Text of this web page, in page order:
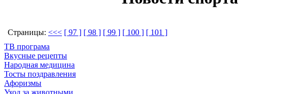
Страницы: <<< [ 97 ] [ 98 ] [ 99 ] [ 100 ] [ 101 ]
ТВ програма
Вкусные рецепты
Народная медицина
Тосты поздравления
Афоризмы
Уход за животными